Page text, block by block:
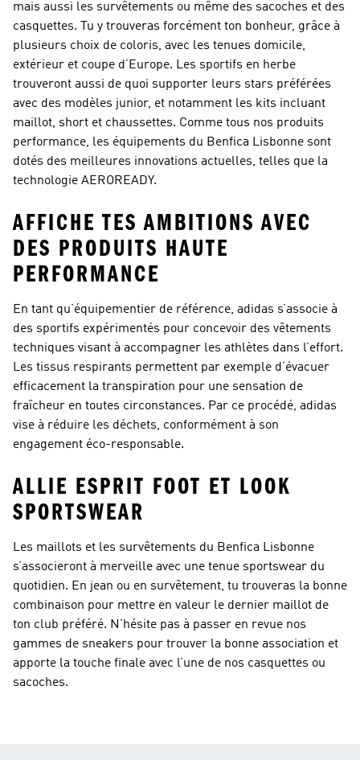
mais aussi les survêtements ou même des sacoches et des
casquettes. Tu y trouveras forcément ton bonheur, grâce à
plusieurs choix de coloris, avec les tenues domicile,
extérieur et coupe d’Europe. Les sportifs en herbe
trouveront aussi de quoi supporter leurs stars préférées
avec des modèles junior, et notamment les kits incluant
maillot, short et chaussettes. Comme tous nos produits
performance, les équipements du Benfica Lisbonne sont
dotés des meilleures innovations actuelles, telles que la
technologie AEROREADY.
AFFICHE TES AMBITIONS AVEC
DES PRODUITS HAUTE
PERFORMANCE
En tant qu’équipementier de référence, adidas s’associe à
des sportifs expérimentés pour concevoir des vêtements
techniques visant à accompagner les athlètes dans l’effort.
Les tissus respirants permettent par exemple d’évacuer
efficacement la transpiration pour une sensation de
fraîcheur en toutes circonstances. Par ce procédé, adidas
vise à réduire les déchets, conformément à son
engagement éco-responsable.
ALLIE ESPRIT FOOT ET LOOK
SPORTSWEAR
Les maillots et les survêtements du Benfica Lisbonne
s’associeront à merveille avec une tenue sportswear du
quotidien. En jean ou en survêtement, tu trouveras la bonne
combinaison pour mettre en valeur le dernier maillot de
ton club préféré. N’hésite pas à passer en revue nos
gammes de sneakers pour trouver la bonne association et
apporte la touche finale avec l’une de nos casquettes ou
sacoches.